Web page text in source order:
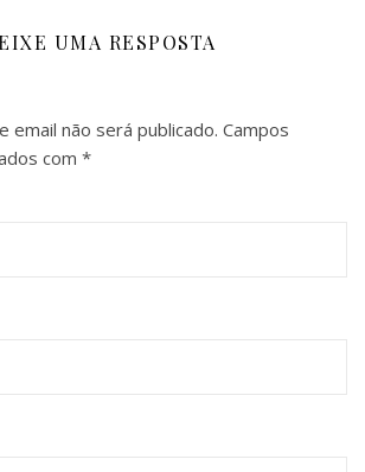
UMA RESPOSTA
email não será publicado. Campos
com *